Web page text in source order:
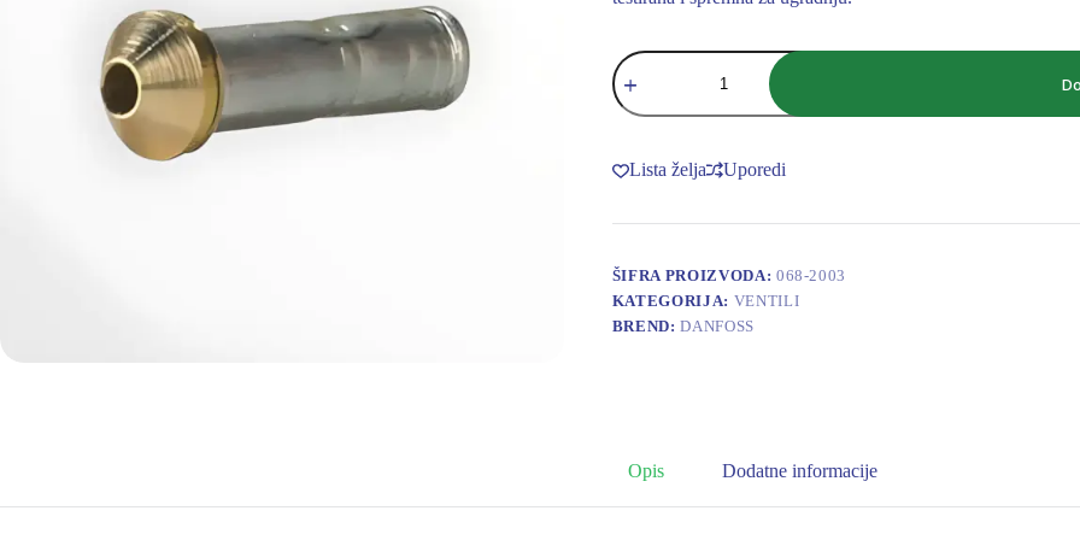
Danfoss
Dizna
za
ekspanzioni
Dizna
068-
količina
Lista želja Uporedi
ŠIFRA PROIZVODA: 068-2003
KATEGORIJA: VENTILI
BREND:DANFOSS
Opis Dodatne informacije